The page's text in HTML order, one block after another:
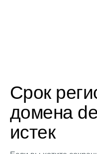
Срок
домена
истек